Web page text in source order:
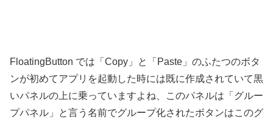
FloatingButton では「Copy」と「Paste」のふたつのボタ
ンが初めてアプリを起動した時には既に作成されていて黒
いパネルの上に乗っていますよね、このパネルは「グルー
プパネル」と言う名前でグループ化されたボタンはこのグ